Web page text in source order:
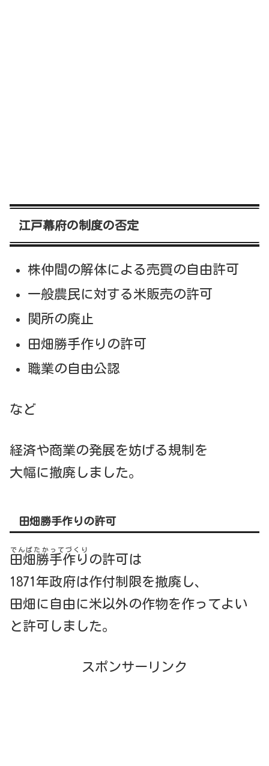
江戸幕府の制度の否定
株仲間の解体による売買の自由許可
一般農民に対する米販売の許可
関所の廃止
田畑勝手作りの許可
職業の自由公認
など
経済や商業の発展を妨げる規制を
大幅に撤廃しました。
田畑勝手作りの許可
田畑勝手作り
でんばたかってづくり
の許可は
1871年政府は作付制限を撤廃し、
田畑に自由に米以外の作物を作ってよい
と許可しました。
スポンサーリンク